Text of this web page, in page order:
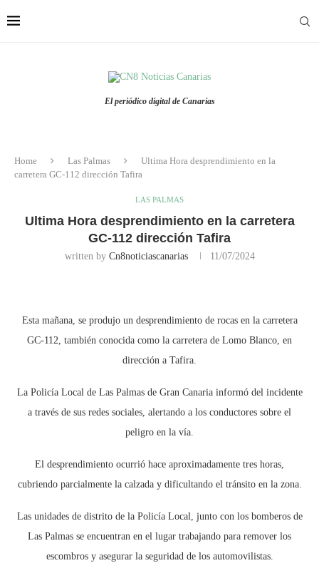
El periódico digital de Canarias
Home Las Palmas
Ultima Hora desprendimiento en la
carretera GC-112 dirección Tafira
LAS PALMAS
Ultima Hora desprendimiento en la carretera
GC-112 dirección Tafira
written by Cn8noticiascanarias 11/07/2024
Esta mañana, se produjo un desprendimiento de rocas en la carretera
GC-112, también conocida como la carretera de Lomo Blanco, en
dirección a Tafira.
La Policía Local de Las Palmas de Gran Canaria informó del incidente
a través de sus redes sociales, alertando a los conductores sobre el
peligro en la vía.
El desprendimiento ocurrió hace aproximadamente tres horas,
cubriendo parcialmente la calzada y dificultando el tránsito en la zona.
Las unidades de distrito de la Policía Local, junto con los bomberos de
Las Palmas se encuentran en el lugar trabajando para remover los
escombros y asegurar la seguridad de los automovilistas.